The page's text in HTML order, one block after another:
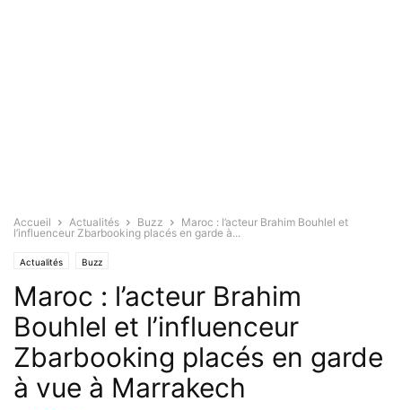
Accueil Actualités Buzz
Maroc : l’acteur Brahim Bouhlel et
l’influenceur Zbarbooking placés en garde à...
Actualités Buzz
Maroc : l’acteur Brahim
Bouhlel et l’influenceur
Zbarbooking placés en garde
à vue à Marrakech